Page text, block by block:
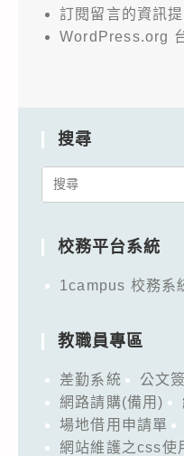
訂閱留言的資訊
WordPress.org
搜尋
Search
校務平台系統
1campus 校務系
教職員專區
差勤系統 公文
網路請購(備用)
場地借用申請單
網站維護之css使